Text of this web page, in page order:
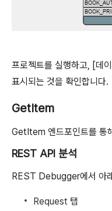
프로젝트를 실행하고, [데
표시되는 것을 확인합니다.
GetItem
GetItem 엔드포인트를 통
REST API 분석
REST Debugger에서 아
Request 탭